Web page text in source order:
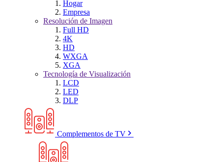
Hogar
Empresa
Resolución de Imagen
Full HD
4K
HD
WXGA
XGA
Tecnología de Visualización
LCD
LED
DLP
Complementos de TV